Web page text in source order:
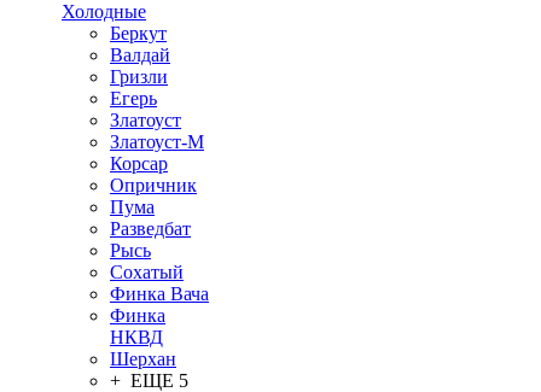
Холодные
Беркут
Валдай
Гризли
Егерь
Златоуст
Златоуст-М
Корсар
Опричник
Пума
Разведбат
Рысь
Сохатый
Финка Вача
Финка
НКВД
Шерхан
+ ЕЩЕ 5